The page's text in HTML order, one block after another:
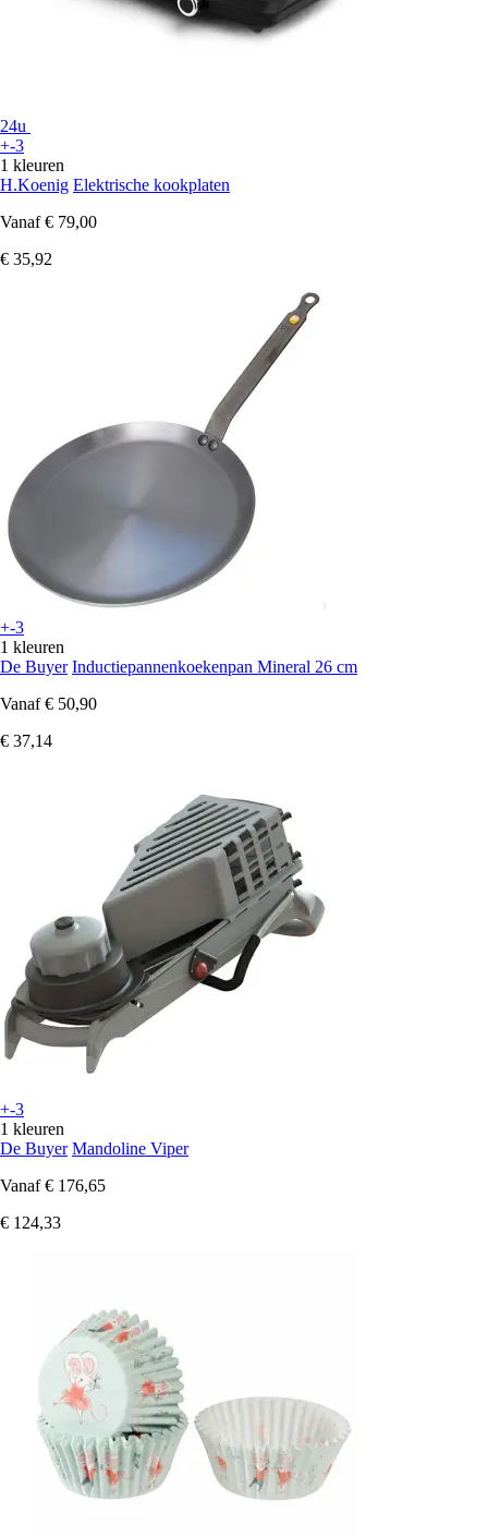
24u
+-3
1 kleuren
H.Koenig Elektrische kookplaten
Vanaf € 79,00
€ 35,92
+-3
1 kleuren
De Buyer Inductiepannenkoekenpan Mineral 26 cm
Vanaf € 50,90
€ 37,14
+-3
1 kleuren
De Buyer Mandoline Viper
Vanaf € 176,65
€ 124,33